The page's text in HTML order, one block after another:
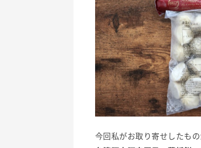
今回私がお取り寄せしたもの